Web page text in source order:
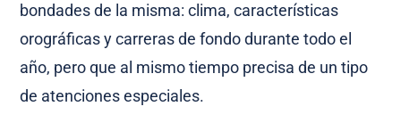
bondades de la misma: clima, características
orográficas y carreras de fondo durante todo el
año, pero que al mismo tiempo precisa de un tipo
de atenciones especiales.